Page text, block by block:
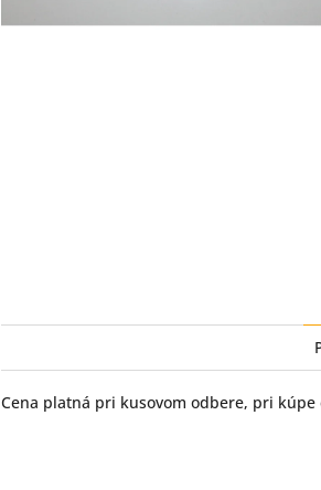
Cena platná pri kusovom odbere, pri kúpe